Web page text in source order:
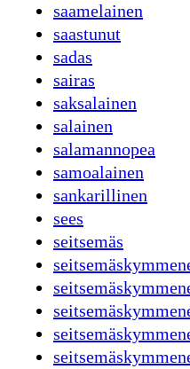
saamelainen
saastunut
sadas
sairas
saksalainen
salainen
salamannopea
samoalainen
sankarillinen
sees
seitsemäs